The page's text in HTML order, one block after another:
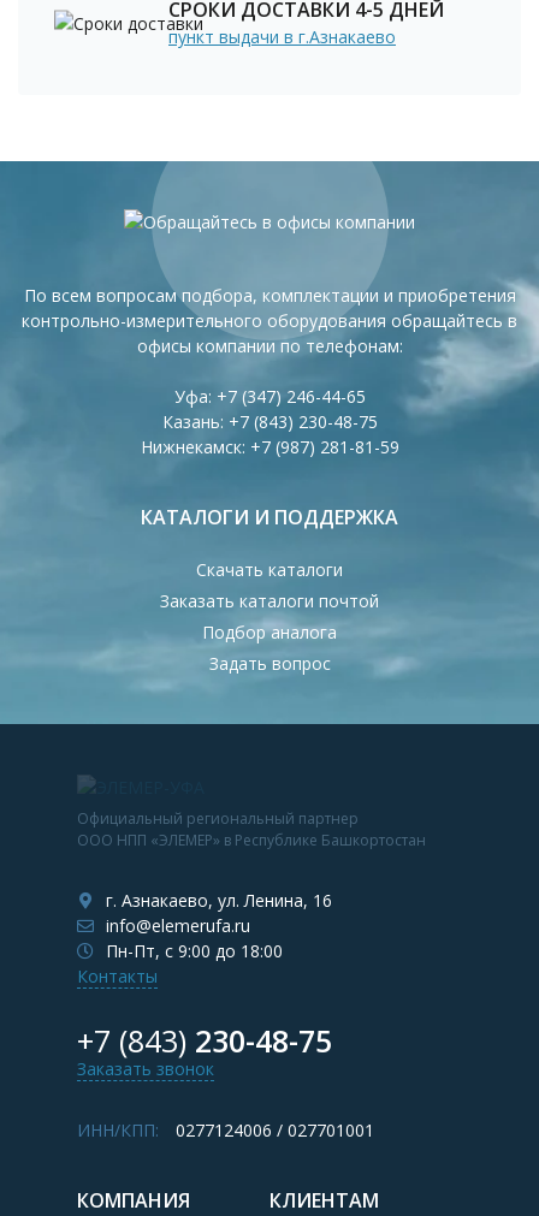
СРОКИ ДОСТАВКИ 4-5 ДНЕЙ
пункт выдачи в г.Азнакаево
По всем вопросам подбора, комплектации и приобретения
контрольно-измерительного оборудования обращайтесь в
офисы компании по телефонам:
Уфа: +7 (347) 246-44-65
Казань: +7 (843) 230-48-75
Нижнекамск: +7 (987) 281-81-59
КАТАЛОГИ И ПОДДЕРЖКА
Скачать каталоги
Заказать каталоги почтой
Подбор аналога
Задать вопрос
Официальный региональный партнер
ООО НПП «ЭЛЕМЕР» в Республике Башкортостан
г. Азнакаево, ул. Ленина, 16
info@elemerufa.ru
Пн-Пт, с 9:00 до 18:00
Контакты
+7 (843) 230-48-75
Заказать звонок
ИНН/КПП: 0277124006 / 027701001
КОМПАНИЯ КЛИЕНТАМ